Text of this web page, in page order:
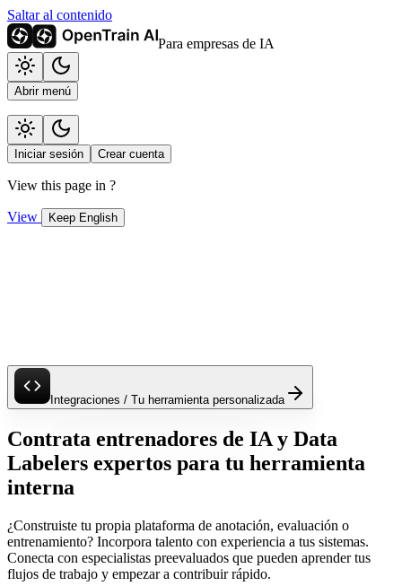
Saltar al contenido
Para empresas de IA
Abrir menú
Iniciar sesión Crear cuenta
View this page in ?
View Keep English
Integraciones / Tu herramienta personalizada
Contrata entrenadores de IA y Data
Labelers expertos para tu herramienta
interna
¿Construiste tu propia plataforma de anotación, evaluación o
entrenamiento? Incorpora talento con experiencia a tus sistemas.
Conecta con especialistas preevaluados que pueden aprender tus
flujos de trabajo y empezar a contribuir rápido.